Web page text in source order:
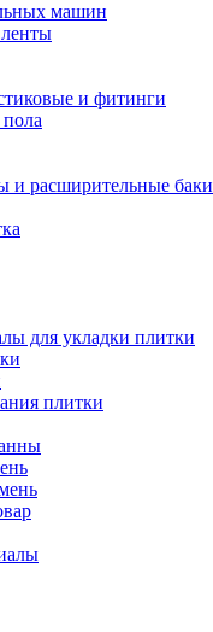
машин
и фитинги
и расширительные баки
для укладки плитки
плитки